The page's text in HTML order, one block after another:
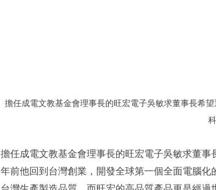
擔任成電文教基金會理事長的旺宏電子吳敏求董事長希望
擔任成電文教基金會理事長的旺宏電子吳敏求董
年前他回到台灣創業，開發全球第一個全面電腦